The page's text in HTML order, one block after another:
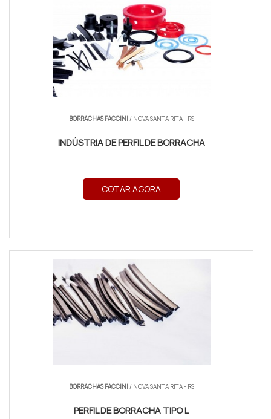
BORRACHAS FACCINI/ NOVA SANTA RITA - RS
INDÚSTRIA DE PERFIL DE BORRACHA
COTAR AGORA
BORRACHAS FACCINI/ NOVA SANTA RITA - RS
PERFIL DE BORRACHA TIPO L